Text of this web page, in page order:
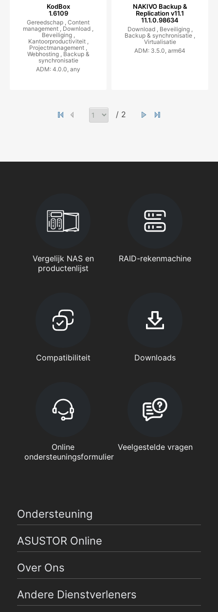
KodBox
1.6109
Gereedschap , Content
management , Download ,
Beveiliging ,
Kantoorproductiviteit ,
Projectmanagement ,
Webhosting , Backup &
synchronisatie
ADM: 4.0.0, any
NAKIVO Backup &
Replication v11.1
11.1.0.98634
Download , Beveiliging ,
Backup & synchronisatie ,
Virtualisatie
ADM: 3.5.0, arm64
/ 2
Vergelijk NAS en
productenlijst
RAID-rekenmachine
Compatibiliteit Downloads
Online
ondersteuningsformulier
Veelgestelde vragen
Ondersteuning
ASUSTOR Online
Over Ons
Andere Dienstverleners